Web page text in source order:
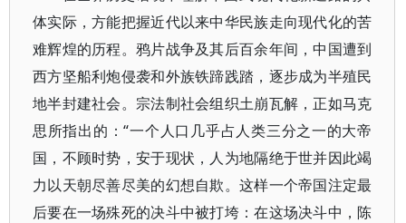
体实际，方能把握近代以来中华民族走向现代化的苦
难辉煌的历程。鸦片战争及其后百余年间，中国遭到
西方坚船利炮侵袭和外族铁蹄践踏，逐步成为半殖民
地半封建社会。宗法制社会组织土崩瓦解，正如马克
思所指出的：“一个人口几乎占人类三分之一的大帝
国，不顾时势，安于现状，人为地隔绝于世并因此竭
力以天朝尽善尽美的幻想自欺。这样一个帝国注定最
后要在一场殊死的决斗中被打垮：在这场决斗中，陈